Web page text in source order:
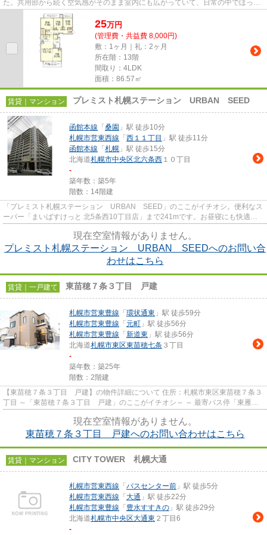
た。共用部から続く空気感がそのまま室内にも広がっていて、日常の中でほっと
できる安心感がある住まいと...
25万円
(管理費・共益費 8,000円)
敷：1ヶ月｜礼：2ヶ月
所在階：13階
間取り：4LDK
面積：86.57㎡
賃貸｜マンション プレミスト札幌ステーション URBAN SEED
函館本線 「 桑園 」駅 徒歩10分
札幌市営東西線 「 西１１丁目 」駅 徒歩11分
函館本線 「 札幌 」駅 徒歩15分
北海道札幌市中央区北六条西 １０丁目
-
築年数：築5年
階数：14階建
「プレミスト札幌ステーション URBAN SEED」のここがイチオシ。便利なス
ーパー「まいばすけっと 北5条西10丁目店」まで241mです。お昼寝にも快適な
現在空室情報がありません。
プレミスト札幌ステーション URBAN SEEDへのお問い合
わせはこちら
賃貸｜一戸建て 東苗穂７条３丁目 戸建
札幌市営東豊線 「 環状通東 」駅 徒歩59分
札幌市営東豊線 「 元町 」駅 徒歩56分
札幌市営東豊線 「 新道東 」駅 徒歩56分
北海道札幌市東区東苗穂七条 ３丁目
-
築年数：築25年
階数：2階建
【東苗穂７条３丁目 戸建】の物件詳細について 住所：札幌市東区東苗穂７条３
丁目 ～「東苗穂７条３丁目 戸建」のここがイチオシ～ ～ 最寄バス停「東雁来
現在空室情報がありません。
東苗穂７条３丁目 戸建へのお問い合わせはこちら
賃貸｜マンション CITY TOWER 札幌大通
札幌市営東西線 「 バスセンター前 」駅 徒歩5分
札幌市営東西線 「 大通 」駅 徒歩22分
札幌市営東豊線 「 豊水すすきの 」駅 徒歩29分
北海道札幌市中央区大通東 ２丁目6
-